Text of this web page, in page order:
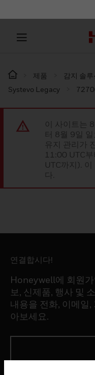
제품 감지 솔루
Systevo Legacy
이 사이트는
터 8월 9일
유지 관리가
11:00 UTC
UTC까지). 이
다.
연결합시다!
Honeywell에 회원
보, 신제품, 행사 및
내용을 전화, 이메일
아보세요.